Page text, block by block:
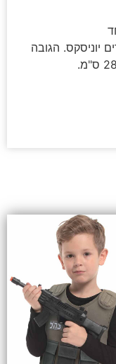
יוניסקס. הגובה